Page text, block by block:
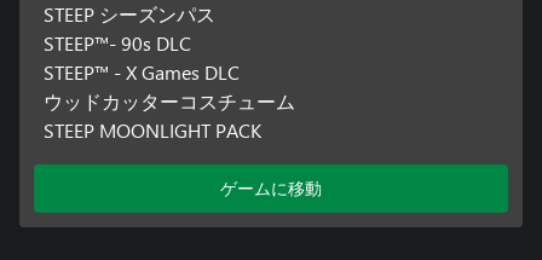
STEEP シーズンパス
STEEP™- 90s DLC
STEEP™ - X Games DLC
ウッドカッターコスチューム
STEEP MOONLIGHT PACK
ゲームに移動